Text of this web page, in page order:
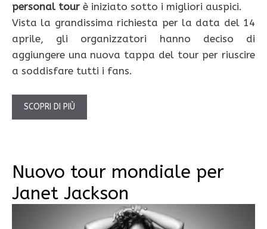
personal tour è iniziato sotto i migliori auspici.
Vista la grandissima richiesta per la data del 14
aprile, gli organizzatori hanno deciso di
aggiungere una nuova tappa del tour per riuscire
a soddisfare tutti i fans.
SCOPRI DI PIÙ
Nuovo tour mondiale per
Janet Jackson